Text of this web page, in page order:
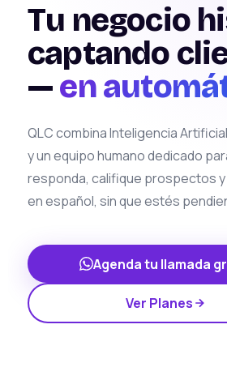
Tu negocio
captando
—en
QLC combina Inteligencia
y un equipo humano dedicado
responda, califique prospectos
en español, sin que estés
Agenda tu llamada
Ver Planes